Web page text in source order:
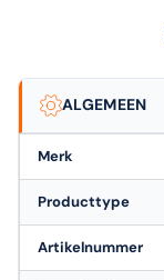
ALGEMEEN
Merk
Producttype
Artikelnummer